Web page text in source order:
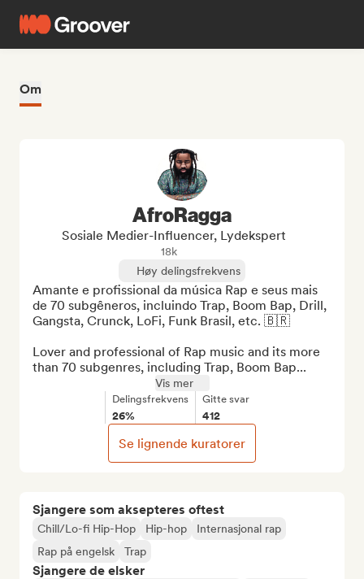
Om
Sjangere som aksepteres oftest
Chill/Lo-fi Hip-Hop Hip-hop
Internasjonal rap
Rap på engelsk
Trap
Sjangere de elsker
AfroRagga
Sosiale Medier-Influencer, Lydekspert
18k
Høy delingsfrekvens
Amante e profissional da música Rap e seus mais
de 70 subgêneros, incluindo Trap, Boom Bap, Drill,
Gangsta, Crunck, LoFi, Funk Brasil, etc. 🇧🇷
Lover and professional of Rap music and its more
than 70 subgenres, including Trap, Boom Bap...
Vis mer
Delingsfrekvens
26%
Gitte svar
412
Se lignende kuratorer